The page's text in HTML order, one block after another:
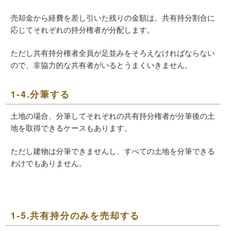
売却金から経費を差し引いた残りの金額は、共有持分割合に
応じてそれぞれの持分権者が分配します。
ただし共有持分権者全員が足並みをそろえなければならない
ので、非協力的な共有者がいるとうまくいきません。
1-4.分筆する
土地の場合、分筆してそれぞれの共有持分権者が分筆後の土
地を取得できるケースもあります。
ただし建物は分筆できませんし、すべての土地を分筆できる
わけでもありません。
1-5.共有持分のみを売却する